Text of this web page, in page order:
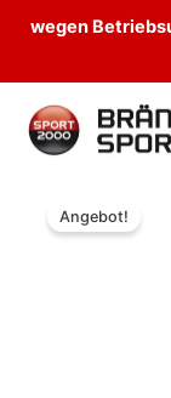
wegen
Inhalt
springen
Angebot!